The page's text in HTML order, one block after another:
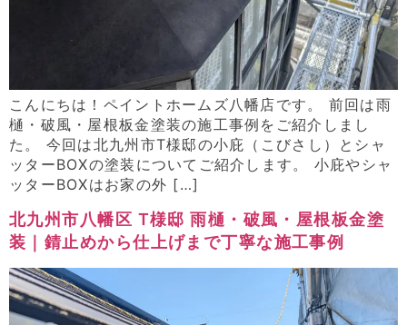
こんにちは！ペイントホームズ八幡店です。 前回は雨
樋・破風・屋根板金塗装の施工事例をご紹介しまし
た。 今回は北九州市T様邸の小庇（こびさし）とシャ
ッターBOXの塗装についてご紹介します。 小庇やシャ
ッターBOXはお家の外 […]
北九州市八幡区 T様邸 雨樋・破風・屋根板金塗
装｜錆止めから仕上げまで丁寧な施工事例